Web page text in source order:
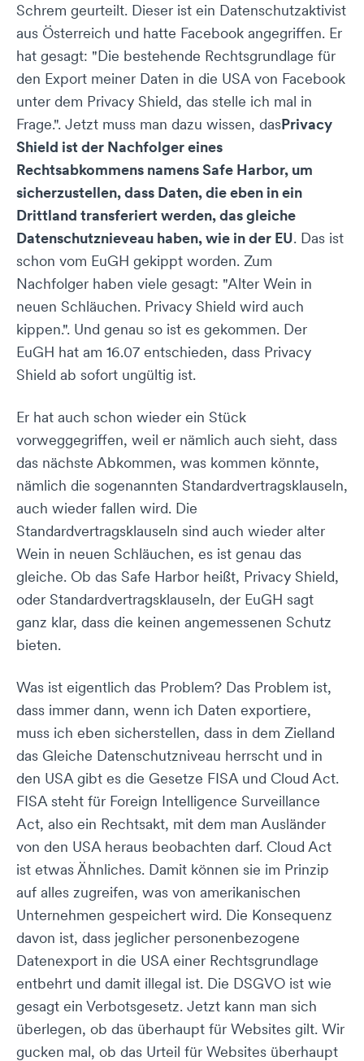
Schrem geurteilt. Dieser ist ein Datenschutzaktivist
aus Österreich und hatte Facebook angegriffen. Er
hat gesagt: "Die bestehende Rechtsgrundlage für
den Export meiner Daten in die USA von Facebook
unter dem Privacy Shield, das stelle ich mal in
Frage.". Jetzt muss man dazu wissen, dasPrivacy
Shield ist der Nachfolger eines
Rechtsabkommens namens Safe Harbor, um
sicherzustellen, dass Daten, die eben in ein
Drittland transferiert werden, das gleiche
Datenschutznieveau haben, wie in der EU. Das ist
schon vom EuGH gekippt worden. Zum
Nachfolger haben viele gesagt: "Alter Wein in
neuen Schläuchen. Privacy Shield wird auch
kippen.". Und genau so ist es gekommen. Der
EuGH hat am 16.07 entschieden, dass Privacy
Shield ab sofort ungültig ist.
Er hat auch schon wieder ein Stück
vorweggegriffen, weil er nämlich auch sieht, dass
das nächste Abkommen, was kommen könnte,
nämlich die sogenannten Standardvertragsklauseln,
auch wieder fallen wird. Die
Standardvertragsklauseln sind auch wieder alter
Wein in neuen Schläuchen, es ist genau das
gleiche. Ob das Safe Harbor heißt, Privacy Shield,
oder Standardvertragsklauseln, der EuGH sagt
ganz klar, dass die keinen angemessenen Schutz
bieten.
Was ist eigentlich das Problem? Das Problem ist,
dass immer dann, wenn ich Daten exportiere,
muss ich eben sicherstellen, dass in dem Zielland
das Gleiche Datenschutzniveau herrscht und in
den USA gibt es die Gesetze FISA und Cloud Act.
FISA steht für Foreign Intelligence Surveillance
Act, also ein Rechtsakt, mit dem man Ausländer
von den USA heraus beobachten darf. Cloud Act
ist etwas Ähnliches. Damit können sie im Prinzip
auf alles zugreifen, was von amerikanischen
Unternehmen gespeichert wird. Die Konsequenz
davon ist, dass jeglicher personenbezogene
Datenexport in die USA einer Rechtsgrundlage
entbehrt und damit illegal ist. Die DSGVO ist wie
gesagt ein Verbotsgesetz. Jetzt kann man sich
überlegen, ob das überhaupt für Websites gilt. Wir
gucken mal, ob das Urteil für Websites überhaupt